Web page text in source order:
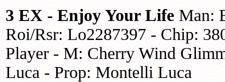
3 EX - Enjoy Your Life Man:
Roi/Rsr: Lo2287397 - Chip:
Player - M: Cherry Wind
Luca - Prop: Montelli Luca